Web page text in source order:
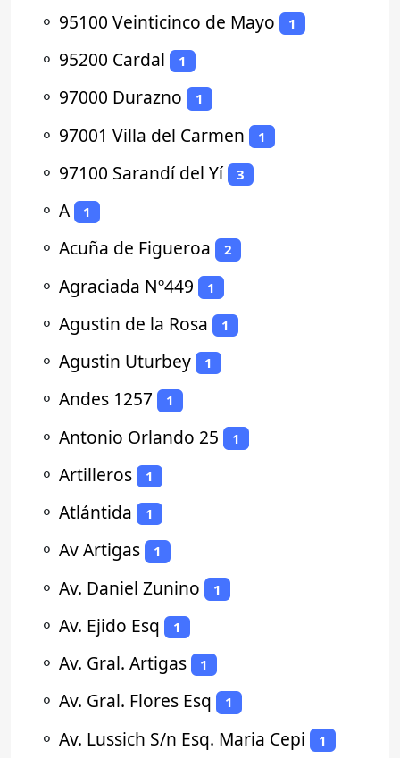
⚬ 95100 Veinticinco de Mayo 1
⚬ 95200 Cardal 1
⚬ 97000 Durazno 1
⚬ 97001 Villa del Carmen 1
⚬ 97100 Sarandí del Yí 3
⚬ A 1
⚬ Acuña de Figueroa 2
⚬ Agraciada Nº449 1
⚬ Agustin de la Rosa 1
⚬ Agustin Uturbey 1
⚬ Andes 1257 1
⚬ Antonio Orlando 25 1
⚬ Artilleros 1
⚬ Atlántida 1
⚬ Av Artigas 1
⚬ Av. Daniel Zunino 1
⚬ Av. Ejido Esq 1
⚬ Av. Gral. Artigas 1
⚬ Av. Gral. Flores Esq 1
⚬ Av. Lussich S/n Esq. Maria Cepi 1